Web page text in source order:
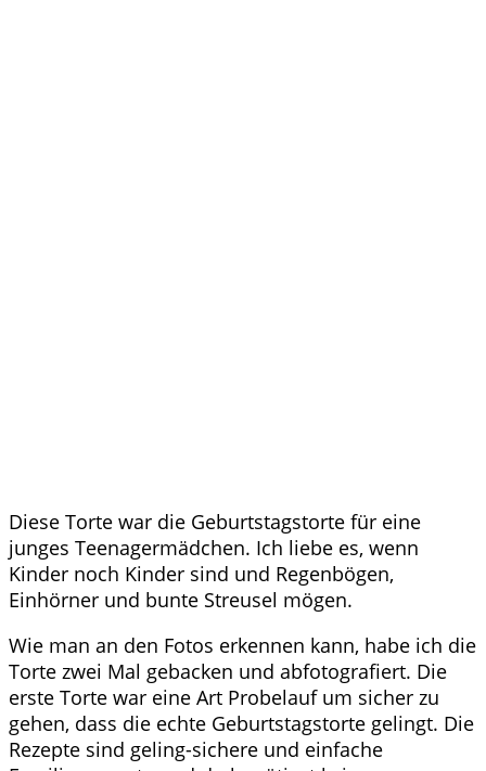
Diese Torte war die Geburtstagstorte für eine
junges Teenagermädchen. Ich liebe es, wenn
Kinder noch Kinder sind und Regenbögen,
Einhörner und bunte Streusel mögen.
Wie man an den Fotos erkennen kann, habe ich die
Torte zwei Mal gebacken und abfotografiert. Die
erste Torte war eine Art Probelauf um sicher zu
gehen, dass die echte Geburtstagstorte gelingt. Die
Rezepte sind geling-sichere und einfache